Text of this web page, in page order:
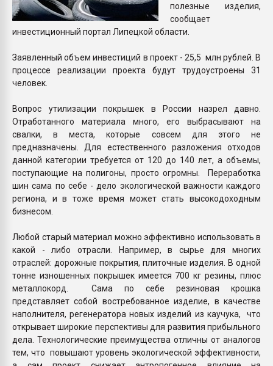
полезные изделия,
сообщает
инвестиционный портал Липецкой области.
Заявленный объем инвестиций в проект - 25,5 млн рублей. В
процессе реализации проекта будут трудоустроены 31
человек.
Вопрос утилизации покрышек в России назрел давно.
Отработанного материала много, его выбрасывают на
свалки, в места, которые совсем для этого не
предназначены. Для естественного разложения отходов
данной категории требуется от 120 до 140 лет, а объемы,
поступающие на полигоны, просто огромны. Переработка
шин сама по себе - дело экологической важности каждого
региона, и в тоже время может стать высокодоходным
бизнесом.
Любой старый материал можно эффективно использовать в
какой - либо отрасли. Например, в сырье для многих
отраслей: дорожные покрытия, плиточные изделия. В одной
тонне изношенных покрышек имеется 700 кг резины, плюс
металлокорд. Сама по себе резиновая крошка
представляет собой востребованное изделие, в качестве
наполнителя, регенератора новых изделий из каучука, что
открывает широкие перспективы для развития прибыльного
дела. Технологические преимущества отличны от аналогов
тем, что повышают уровень экологической эффективности,